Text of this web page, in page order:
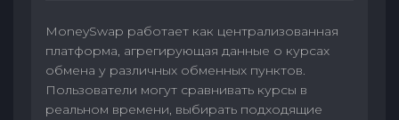
MoneySwap работает как централизованная
платформа, агрегирующая данные о курсах
обмена у различных обменных пунктов.
Пользователи могут сравнивать курсы в
реальном времени, выбирать подходящие